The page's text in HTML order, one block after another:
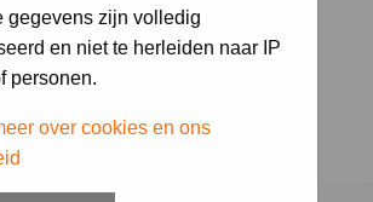
gegevens zijn volledig
en niet te herleiden naar IP
personen.
over cookies en ons
INDEX
2026, 10:49